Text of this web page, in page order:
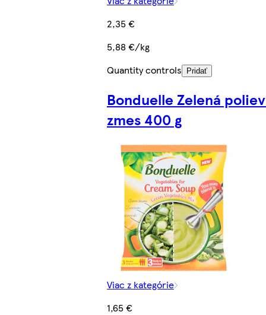
2,35 €
5,88 €/kg
Quantity controls
Pridať
Bonduelle Zelená
zmes 400 g
Viac z kategórie
1,65 €